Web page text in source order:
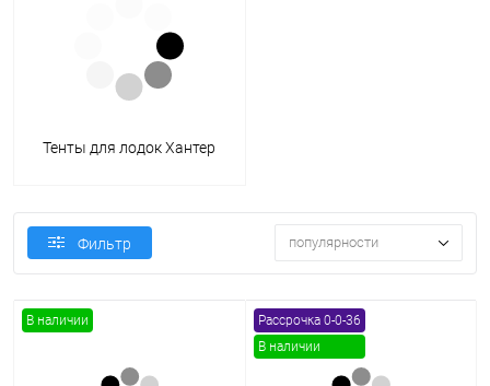
Тенты для лодок Хантер
Фильтр популярности
В наличии
Рассрочка 0-0-36
В наличии